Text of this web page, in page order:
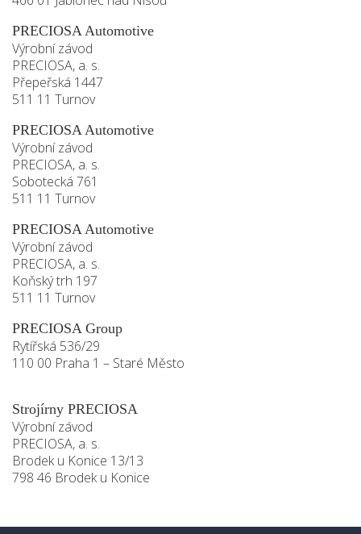
PRECIOSA Automotive
Výrobní závod
PRECIOSA, a. s.
Přepeřská 1447
511 11 Turnov
PRECIOSA Automotive
Výrobní závod
PRECIOSA, a. s.
Sobotecká 761
511 11 Turnov
PRECIOSA Automotive
Výrobní závod
PRECIOSA, a. s.
Koňský trh 197
511 11 Turnov
PRECIOSA Group
Rytířská 536/29
110 00 Praha 1 – Staré Město
Strojírny PRECIOSA
Výrobní závod
PRECIOSA, a. s.
Brodek u Konice 13/13
798 46 Brodek u Konice